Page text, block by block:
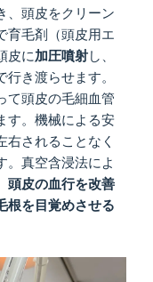
、頭皮をクリーン
育毛剤（頭皮用エ
皮に加圧噴射し、
き渡らせます。
て頭皮の毛細血管
す。機械による安
右されることなく
。真空含浸法によ
頭皮の血行を改善
根を目覚めさせる